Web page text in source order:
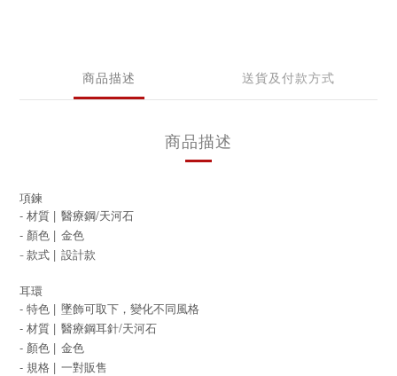
商品描述 送貨及付款方式
商品描述
項鍊
- 材質 | 醫療鋼/天河石
- 顏色 | 金色
- 款式 | 設計款
耳環
- 特色 | 墜飾可取下，變化不同風格
- 材質 | 醫療鋼耳針/天河石
- 顏色 | 金色
- 規格 | 一對販售